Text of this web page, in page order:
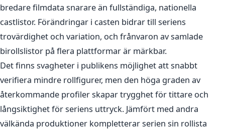
bredare filmdata snarare än fullständiga, nationella
castlistor. Förändringar i casten bidrar till seriens
trovärdighet och variation, och frånvaron av samlade
birollslistor på flera plattformar är märkbar.
Det finns svagheter i publikens möjlighet att snabbt
verifiera mindre rollfigurer, men den höga graden av
återkommande profiler skapar trygghet för tittare och
långsiktighet för seriens uttryck. Jämfört med andra
välkända produktioner kompletterar serien sin rollista